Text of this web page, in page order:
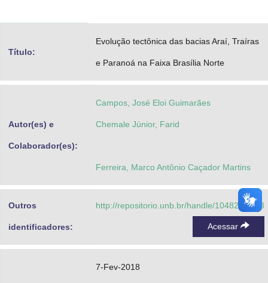
Banco Central do Brasil
Título:
Evolução tectônica das bacias Araí, Traíras
e Paranoá na Faixa Brasília Norte
Autor(es) e
Colaborador(es):
Campos, José Eloi Guimarães
Chemale Júnior, Farid
Ferreira, Marco Antônio Caçador Martins
Outros
identificadores:
http://repositorio.unb.br/handle/10482/31173
Acessar
7-Fev-2018